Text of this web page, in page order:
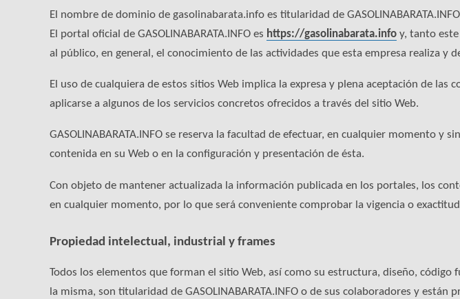
El nombre de dominio de gasolinabarata.info es titularidad de
El portal oficial de GASOLINABARATA.INFO es https://gasolinabarata.info y, tanto
al público, en general, el conocimiento de las actividades que esta empresa realiza
El uso de cualquiera de estos sitios Web implica la expresa y plena aceptación de
aplicarse a algunos de los servicios concretos ofrecidos a través del sitio Web.
GASOLINABARATA.INFO se reserva la facultad de efectuar, en cualquier momento
contenida en su Web o en la configuración y presentación de ésta.
Con objeto de mantener actualizada la información publicada en los portales, los
en cualquier momento, por lo que será conveniente comprobar la vigencia o
Propiedad intelectual, industrial y frames
Todos los elementos que forman el sitio Web, así como su estructura, diseño,
la misma, son titularidad de GASOLINABARATA.INFO o de sus colaboradores y